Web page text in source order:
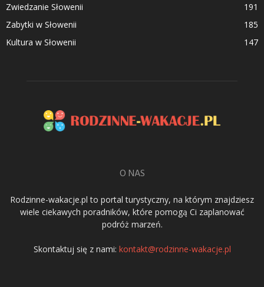
Zwiedzanie Słowenii
191
Zabytki w Słowenii
185
Kultura w Słowenii
147
O NAS
Rodzinne-wakacje.pl to portal turystyczny, na którym znajdziesz
wiele ciekawych poradników, które pomogą Ci zaplanować
podróż marzeń.
Skontaktuj się z nami: kontakt@rodzinne-wakacje.pl